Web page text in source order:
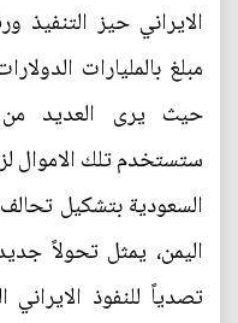
الايراني حيز التنفيذ
مبلغ بالمليارات
حيث يرى العديد من
ستستخدم تلك الاموال
السعودية بتشكيل
اليمن، يمثل تحولاً
تصدياً للنفوذ